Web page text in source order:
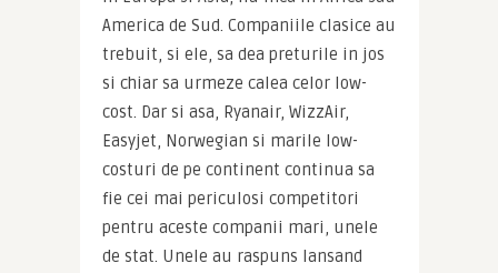
America de Sud. Companiile clasice au
trebuit, si ele, sa dea preturile in jos
si chiar sa urmeze calea celor low-
cost. Dar si asa, Ryanair, WizzAir,
Easyjet, Norwegian si marile low-
costuri de pe continent continua sa
fie cei mai periculosi competitori
pentru aceste companii mari, unele
de stat. Unele au raspuns lansand